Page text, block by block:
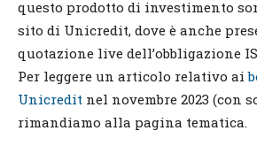
questo prodotto di investimento
sito di Unicredit, dove è anche
quotazione live dell’obbligazione
Per leggere un articolo relativo ai
Unicredit nel novembre 2023 (con
rimandiamo alla pagina tematica.